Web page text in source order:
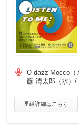
O dazz Mocco（
藤 清太郎（水）/
番組詳細はこちら